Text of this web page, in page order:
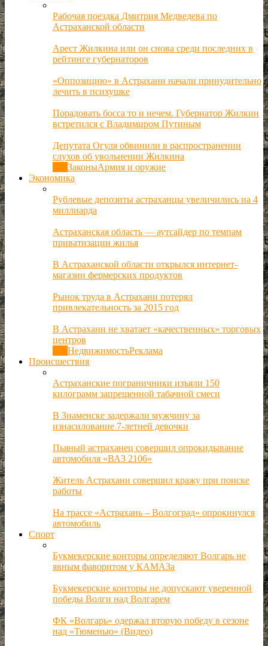
Рабочая поездка Дмитрия Медведева по
Астраханской области
Арест Жилкина или он снова среди последних в
рейтинге губернаторов
«Оппозицию» в Астрахани начали принудительно
лечить в психушке
Порадовать босса то и нечем. Губернатор Жилкин
встретился с Владимиром Путиным
Депутата Огуля обвинили в распространении
слухов об увольнении Жилкина
ЗаконыАрмия и оружие
Экономика
Рублевые депозиты астраханцы увеличились на 4
миллиарда
Астраханская область — аутсайдер по темпам
приватизации жилья
В Астраханской области открылся интернет-
магазин фермерских продуктов
Рынок труда в Астрахани потерял
привлекательность за 2015 год
В Астрахани не хватает «качественных» торговых
центров
НедвижимостьРеклама
Происшествия
Астраханские пограничники изъяли 150
килограмм запрещенной табачной смеси
В Знаменске задержали мужчину за
изнасилование 7-летней девочки
Пьяный астраханец совершил опрокидывание
автомобиля «ВАЗ 2106»
Житель Астрахани совершил кражу при поиске
работы
На трассе «Астрахань – Волгоград» опрокинулся
автомобиль
Спорт
Букмекерские конторы определяют Волгарь не
явным фаворитом у КАМАЗа
Букмекерские конторы не допускают уверенной
победы Волги над Волгарем
ФК «Волгарь» одержал вторую победу в сезоне
над «Тюменью» (Видео)